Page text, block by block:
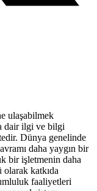
ulaşabilmek
dair ilgi ve bilgi
Dünya genelinde
daha yaygın bir
bir işletmenin daha
katkıda
faaliyetleri